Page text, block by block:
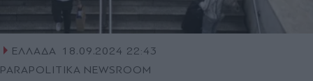
ΕΛΛΑΔΑ 18.09.2024 22:43
PARAPOLITIKA NEWSROOM